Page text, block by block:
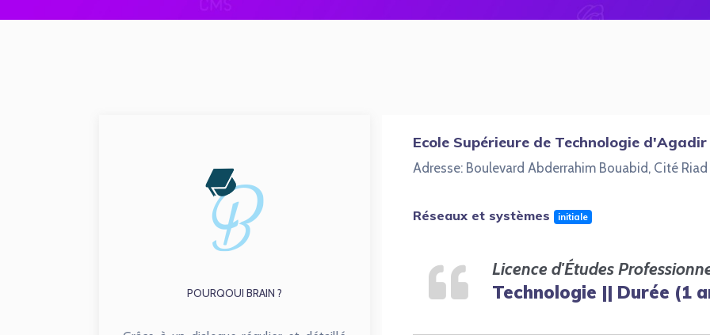
POURQOUI BRAIN ?
Ecole Supérieure de Technologie d'Agadir
Adresse: Boulevard Abderrahim Bouabid, Cité
Réseaux et systèmes initiale
Licence d'Études
Technologie || Durée (1